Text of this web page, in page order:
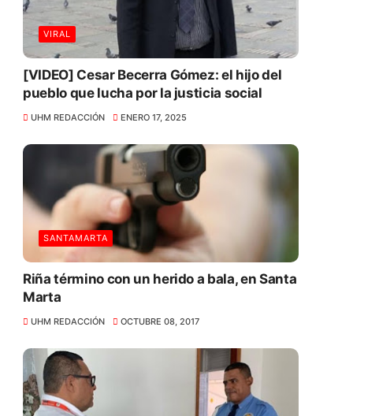
VIRAL
[VIDEO] Cesar Becerra Gómez: el hijo del
pueblo que lucha por la justicia social
UHM REDACCIÓN ENERO 17, 2025
SANTAMARTA
Riña término con un herido a bala, en Santa
Marta
UHM REDACCIÓN OCTUBRE 08, 2017